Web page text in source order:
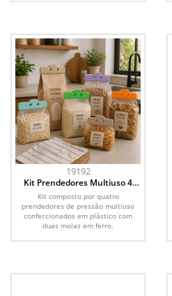
19192
Kit Prendedores Multiuso 4
Kit composto por quatro
prendedores de pressão multiuso
confeccionados em plástico com
duas molas em ferro.